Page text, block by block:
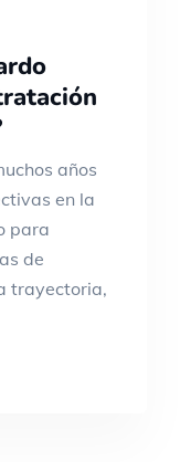
años
en la
para
de
trayectoria,